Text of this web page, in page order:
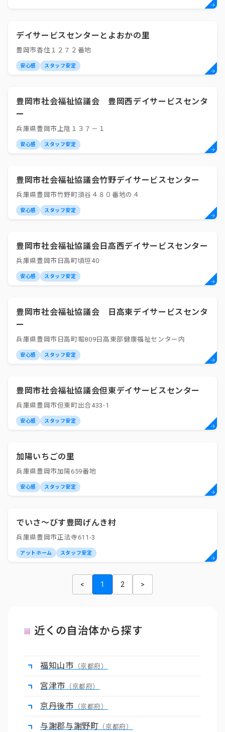
デイサービスセンターとよおかの里
豊岡市香住１２７２番地
安心感 スタッフ安定
豊岡市社会福祉協議会 豊岡西デイサービスセンタ
ー
兵庫県豊岡市上陰１３７－１
安心感 スタッフ安定
豊岡市社会福祉協議会竹野デイサービスセンター
兵庫県豊岡市竹野町須谷４８０番地の４
安心感 スタッフ安定
豊岡市社会福祉協議会日高西デイサービスセンター
兵庫県豊岡市日高町頃垣40
安心感 スタッフ安定
豊岡市社会福祉協議会 日高東デイサービスセンタ
ー
兵庫県豊岡市日高町堀809日高東部健康福祉センター内
安心感 スタッフ安定
豊岡市社会福祉協議会但東デイサービスセンター
兵庫県豊岡市但東町出合433-1
安心感 スタッフ安定
加陽いちごの里
兵庫県豊岡市加陽659番地
安心感 スタッフ安定
でいさ～びす豊岡げんき村
兵庫県豊岡市正法寺611-3
アットホーム スタッフ安定
< 1 2 >
近くの自治体から探す
福知山市 （京都府）
宮津市 （京都府）
京丹後市 （京都府）
与謝郡与謝野町 （京都府）